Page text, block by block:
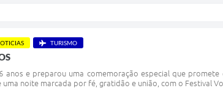
TURISMO
anos e preparou uma comemoração especial que
uma noite marcada por fé, gratidão e união, com o Festival